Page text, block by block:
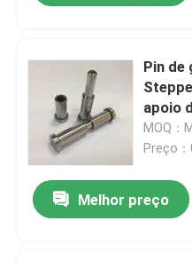
Pin de
apoio
MOQ：
Preço
Melhor preço